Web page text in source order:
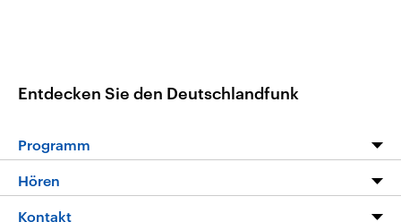
Entdecken Sie den Deutschlandfunk
Programm
Programm
Hören
Livestream
Kontakt